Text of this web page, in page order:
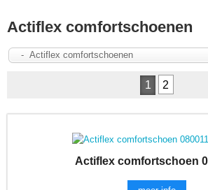
Actiflex comfortschoenen
- Actiflex comfortschoenen
1 2
Actiflex comfortschoen